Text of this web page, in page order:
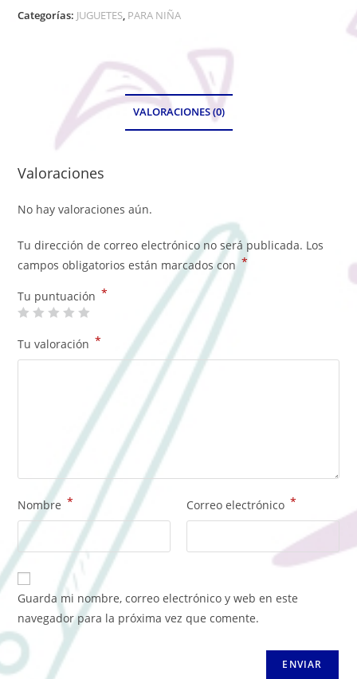
Categorías: JUGUETES, PARA NIÑA
VALORACIONES (0)
Valoraciones
No hay valoraciones aún.
Tu dirección de correo electrónico no será publicada. Los
campos obligatorios están marcados con *
Tu puntuación *
Tu valoración *
Nombre * Correo electrónico *
Guarda mi nombre, correo electrónico y web en este
navegador para la próxima vez que comente.